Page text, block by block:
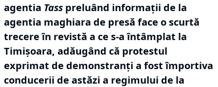
agentia Tass preluând informaţii de la
agentia maghiara de presă face o scurtă
trecere în revistă a ce s-a întâmplat la
Timişoara, adăugând că protestul
exprimat de demonstranţi a fost împortiva
conducerii de astăzi a regimului de la